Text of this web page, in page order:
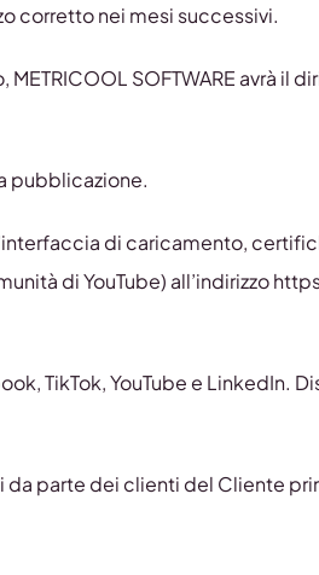
corretto nei mesi successivi.
SOFTWARE avrà il
pubblicazione.
di caricamento,
di YouTube) all’indirizzo
TikTok, YouTube e LinkedIn.
parte dei clienti del Cliente